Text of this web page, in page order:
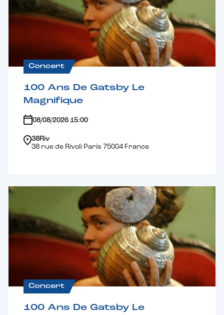
Concert
100 Ans De Gatsby Le
Magnifique
08/08/2026 15:00
38Riv
38 rue de Rivoli Paris 75004 France
Concert
100 Ans De Gatsby Le